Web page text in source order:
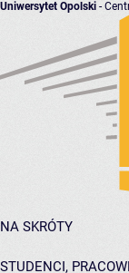
Uniwersytet Opolski -
NA SKRÓTY
STUDENCI,